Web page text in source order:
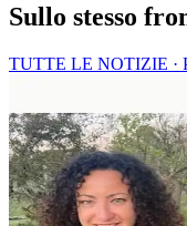
Sullo stesso
TUTTE LE NOTIZIE ·